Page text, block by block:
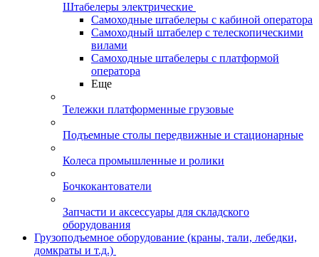
Штабелеры электрические
Самоходные штабелеры с кабиной оператора
Самоходный штабелер с телескопическими
вилами
Самоходные штабелеры с платформой
оператора
Еще
Тележки платформенные грузовые
Подъемные столы передвижные и стационарные
Колеса промышленные и ролики
Бочкокантователи
Запчасти и аксессуары для складского
оборудования
Грузоподъемное оборудование (краны, тали, лебедки,
домкраты и т.д.)